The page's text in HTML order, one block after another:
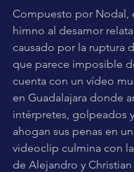
Compuesto por Nodal,
himno al desamor
causado por la ruptura
que parece imposible
cuenta con un vídeo
en Guadalajara donde
intérpretes, golpeados
ahogan sus penas en
videoclip culmina con
de Alejandro y Christian